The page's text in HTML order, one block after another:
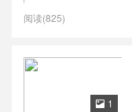
阅读(825)
 1